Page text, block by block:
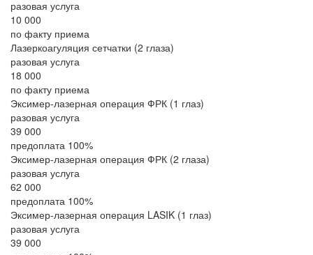
разовая услуга
10 000
по факту приема
Лазеркоагуляция сетчатки (2 глаза)
разовая услуга
18 000
по факту приема
Эксимер-лазерная операция ФРК (1 глаз)
разовая услуга
39 000
предоплата 100%
Эксимер-лазерная операция ФРК (2 глаза)
разовая услуга
62 000
предоплата 100%
Эксимер-лазерная операция LASIK (1 глаз)
разовая услуга
39 000